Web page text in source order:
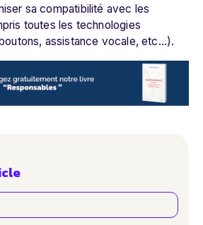
sa compatibilité avec les
toutes les technologies
assistance vocale, etc…).